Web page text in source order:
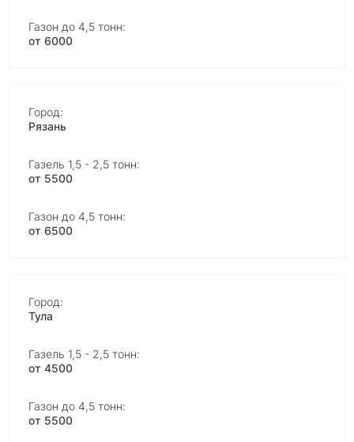
от 6000
Рязань
от 5500
от 6500
Тула
от 4500
от 5500